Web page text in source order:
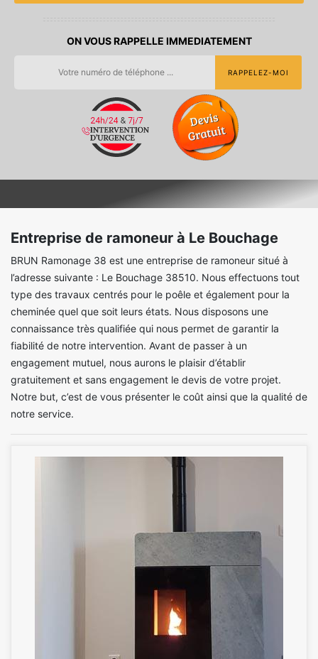
ON VOUS RAPPELLE IMMEDIATEMENT
Entreprise de ramoneur à Le Bouchage
BRUN Ramonage 38 est une entreprise de ramoneur situé à
l’adresse suivante : Le Bouchage 38510. Nous effectuons tout
type des travaux centrés pour le poêle et également pour la
cheminée quel que soit leurs états. Nous disposons une
connaissance très qualifiée qui nous permet de garantir la
fiabilité de notre intervention. Avant de passer à un
engagement mutuel, nous aurons le plaisir d’établir
gratuitement et sans engagement le devis de votre projet.
Notre but, c’est de vous présenter le coût ainsi que la qualité de
notre service.